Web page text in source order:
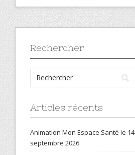
Rechercher
Articles récents
Animation Mon Espace Santé le 14
septembre 2026